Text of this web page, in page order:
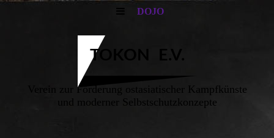
DOJO
TOKON E.V.
Verein zur Förderung ostasiatischer Kampfkünste
und moderner Selbstschutzkonzepte